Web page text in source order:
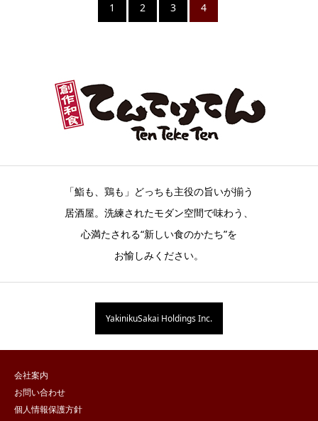
1 2 3 4
「鮨も、鶏も」どっちも主役の旨いが揃う
居酒屋。洗練されたモダン空間で味わう、
心満たされる“新しい食のかたち”を
お愉しみください。
YakinikuSakai Holdings Inc.
会社案内
お問い合わせ
個人情報保護方針